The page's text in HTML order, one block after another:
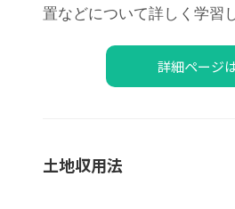
置などについて詳しく学習
詳細ページ
土地収用法